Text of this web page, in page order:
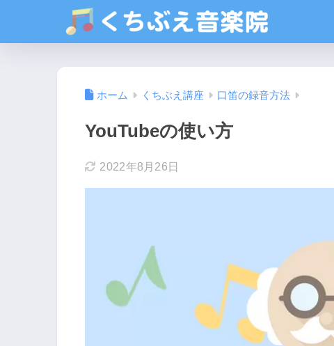
ホーム くちぶえ講座 口笛の録音方法
YouTubeの使い方
2022年8月26日